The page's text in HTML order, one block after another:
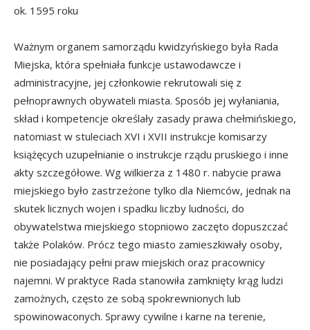
ok. 1595 roku
Ważnym organem samorządu kwidzyńskiego była Rada
Miejska, która spełniała funkcje ustawodawcze i
administracyjne, jej członkowie rekrutowali się z
pełnoprawnych obywateli miasta. Sposób jej wyłaniania,
skład i kompetencje określały zasady prawa chełmińskiego,
natomiast w stuleciach XVI i XVII instrukcje komisarzy
książęcych uzupełnianie o instrukcje rządu pruskiego i inne
akty szczegółowe. Wg wilkierza z 1480 r. nabycie prawa
miejskiego było zastrzeżone tylko dla Niemców, jednak na
skutek licznych wojen i spadku liczby ludności, do
obywatelstwa miejskiego stopniowo zaczęto dopuszczać
także Polaków. Prócz tego miasto zamieszkiwały osoby,
nie posiadający pełni praw miejskich oraz pracownicy
najemni. W praktyce Rada stanowiła zamknięty krąg ludzi
zamożnych, często ze sobą spokrewnionych lub
spowinowaconych. Sprawy cywilne i karne na terenie,